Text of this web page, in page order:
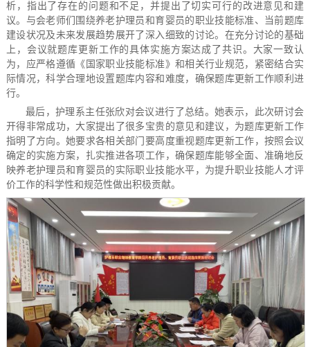
析，指出了存在的问题和不足，并提出了切实可行的改进意见和建
议。与会老师们围绕养老护理员和育婴员的职业技能标准、当前题库
建设状况及未来发展趋势展开了深入细致的讨论。在充分讨论的基础
上，会议就题库更新工作的具体实施方案达成了共识。大家一致认
为，应严格遵循《国家职业技能标准》和相关行业规范，紧密结合实
际情况，科学合理地设置题库内容和难度，确保题库更新工作顺利进
行。
最后，护理系主任张欣对会议进行了总结。她表示，此次研讨会
开得非常成功，大家提出了很多宝贵的意见和建议，为题库更新工作
指明了方向。她要求各相关部门要高度重视题库更新工作，按照会议
确定的实施方案，扎实推进各项工作，确保题库能够全面、准确地反
映养老护理员和育婴员的实际职业技能水平，为提升职业技能人才评
价工作的科学性和规范性做出积极贡献。